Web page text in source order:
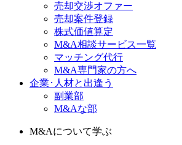
売却交渉オファー
売却案件登録
株式価値算定
M&A相談サービス一覧
マッチング代行
M&A専門家の方へ
企業･人材と出逢う
副業部
M&Aな部
M&Aについて学ぶ